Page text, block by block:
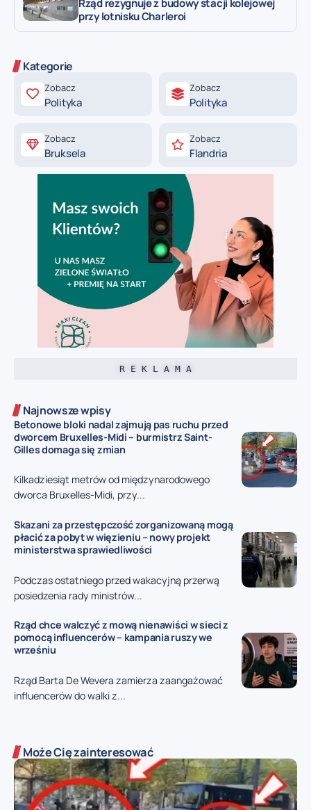
Rząd rezygnuje z budowy stacji kolejowej
przy lotnisku Charleroi
Kategorie
Zobacz
Polityka
Zobacz
Polityka
Zobacz
Bruksela
Zobacz
Flandria
R E K L A M A
Najnowsze wpisy
Betonowe bloki nadal zajmują pas ruchu przed
dworcem Bruxelles-Midi – burmistrz Saint-
Gilles domaga się zmian
Kilkadziesiąt metrów od międzynarodowego
dworca Bruxelles-Midi, przy...
Skazani za przestępczość zorganizowaną mogą
płacić za pobyt w więzieniu – nowy projekt
ministerstwa sprawiedliwości
Podczas ostatniego przed wakacyjną przerwą
posiedzenia rady ministrów...
Rząd chce walczyć z mową nienawiści w sieci z
pomocą influencerów – kampania ruszy we
wrześniu
Rząd Barta De Wevera zamierza zaangażować
influencerów do walki z...
Może Cię zainteresować